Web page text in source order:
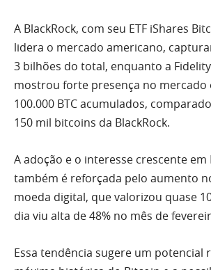
A BlackRock, com seu ETF iShares
lidera o mercado americano,
3 bilhões do total, enquanto a
mostrou forte presença no mercado
100.000 BTC acumulados,
150 mil bitcoins da BlackRock.
A adoção e o interesse crescente em
também é reforçada pelo aumento
moeda digital, que valorizou quase
dia viu alta de 48% no mês de
Essa tendência sugere um potencial